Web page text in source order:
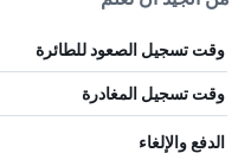
وقت تسجيل الصعود للطائرة
وقت تسجيل المغادرة
الدفع والإلغاء